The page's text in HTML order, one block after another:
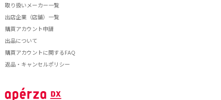
取り扱いメーカー一覧
出店企業（店舗）一覧
購買アカウント申請
出品について
購買アカウントに関するFAQ
返品・キャンセルポリシー